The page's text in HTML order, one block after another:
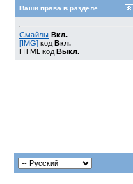
Ваши права в разделе
Смайлы Вкл.
[IMG] код Вкл.
HTML код Выкл.